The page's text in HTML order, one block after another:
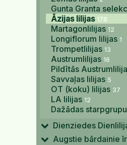
Gunta Granta
Āzijas lilijas 176
Martagonlilijas 12
Longiflorum lilijas 1
Trompetlilijas 13
Austrumlilijas 16
Pildītās
Savvaļas lilijas 5
OT (koku) lilijas 37
LA lilijas 12
Dažādas
Dienziedes
Augstie bārdainie